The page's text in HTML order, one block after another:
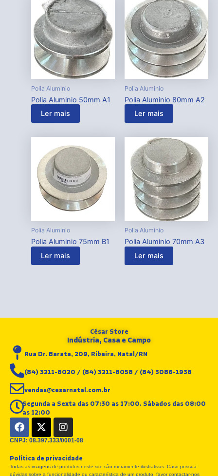
Polia Aluminio
Polia Aluminio 50mm A1
Ler mais
Polia Aluminio
Polia Aluminio 80mm A2
Ler mais
Polia Aluminio
Polia Aluminio 75mm B1
Ler mais
Polia Aluminio
Polia Aluminio 70mm A3
Ler mais
César Store
Indústria, Casa e Campo
Rua Dr. Barata, 209, Ribeira, Natal/RN
(84) 3211-8020 / (84) 3211-8058 / (84) 3086-1938
vendas@cesarnatal.com.br
Segunda a Sexta das 07:30 as 17:00. Sábados das 08:00
as 12:00
F
a
c
b
o
X
-
t
i
t
I
n
s
a
g
CNPJ: 08.397.333/0001-08
Política de privacidade
Todas as imagens de produtos neste site são meramente ilustrativas. Caso possua
dúvidas sobre a funcionalidade ou característica de um produto, favor contactar-nos